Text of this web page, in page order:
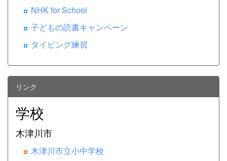
NHK for School
子どもの読書キャンペーン
タイピング練習
リンク
学校
木津川市
木津川市立小中学校